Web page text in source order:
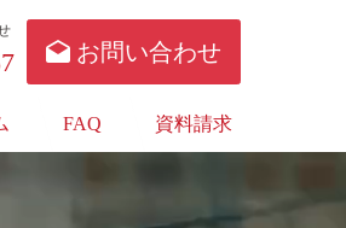
お問い合わせ
FAQ 資料請求